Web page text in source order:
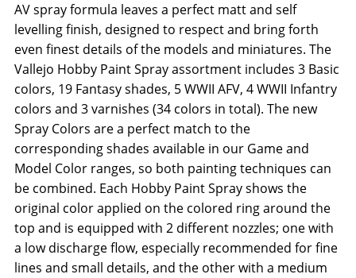
AV spray formula leaves a perfect matt and self
levelling finish, designed to respect and bring forth
even finest details of the models and miniatures. The
Vallejo Hobby Paint Spray assortment includes 3 Basic
colors, 19 Fantasy shades, 5 WWII AFV, 4 WWII Infantry
colors and 3 varnishes (34 colors in total). The new
Spray Colors are a perfect match to the
corresponding shades available in our Game and
Model Color ranges, so both painting techniques can
be combined. Each Hobby Paint Spray shows the
original color applied on the colored ring around the
top and is equipped with 2 different nozzles; one with
a low discharge flow, especially recommended for fine
lines and small details, and the other with a medium